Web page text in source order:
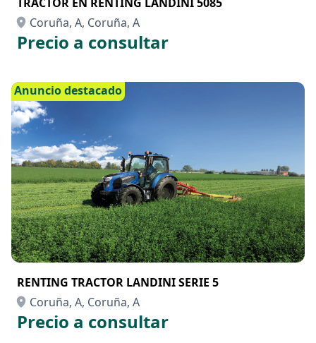
Coruña, A, Coruña, A
Precio a consultar
Anuncio destacado
RENTING TRACTOR LANDINI SERIE 5
Coruña, A, Coruña, A
Precio a consultar